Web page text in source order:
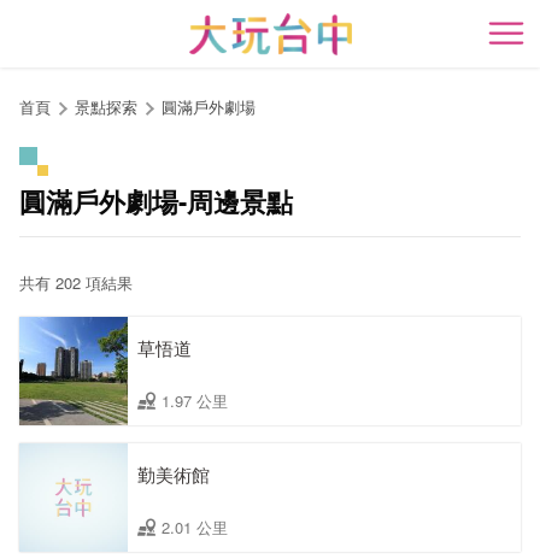
開
首頁 景點探索 圓滿戶外劇場
圓滿戶外劇場-周邊景點
共有 202 項結果
草悟道
1.97 公里
勤美術館
2.01 公里